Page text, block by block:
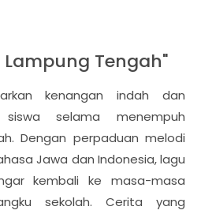
Lampung Tengah"
kenangan indah dan
selama menempuh
Dengan perpaduan melodi
Jawa dan Indonesia, lagu
kembali ke masa-masa
sekolah. Cerita yang